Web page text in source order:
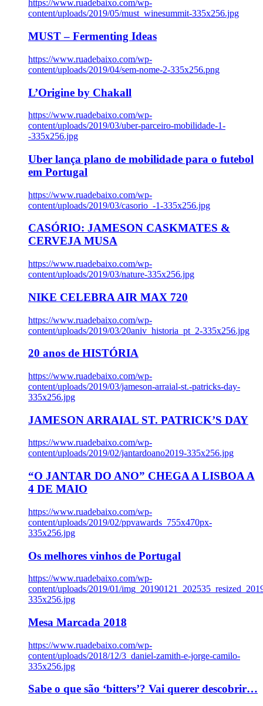
https://www.ruadebaixo.com/wp-
content/uploads/2019/05/must_winesummit-335x256.jpg
MUST – Fermenting Ideas
https://www.ruadebaixo.com/wp-
content/uploads/2019/04/sem-nome-2-335x256.png
L’Origine by Chakall
https://www.ruadebaixo.com/wp-
content/uploads/2019/03/uber-parceiro-mobilidade-1-
-335x256.jpg
Uber lança plano de mobilidade para o futebol
em Portugal
https://www.ruadebaixo.com/wp-
content/uploads/2019/03/casorio_-1-335x256.jpg
CASÓRIO: JAMESON CASKMATES &
CERVEJA MUSA
https://www.ruadebaixo.com/wp-
content/uploads/2019/03/nature-335x256.jpg
NIKE CELEBRA AIR MAX 720
https://www.ruadebaixo.com/wp-
content/uploads/2019/03/20aniv_historia_pt_2-335x256.jpg
20 anos de HISTÓRIA
https://www.ruadebaixo.com/wp-
content/uploads/2019/03/jameson-arraial-st.-patricks-day-
335x256.jpg
JAMESON ARRAIAL ST. PATRICK’S DAY
https://www.ruadebaixo.com/wp-
content/uploads/2019/02/jantardoano2019-335x256.jpg
“O JANTAR DO ANO” CHEGA A LISBOA A
4 DE MAIO
https://www.ruadebaixo.com/wp-
content/uploads/2019/02/ppvawards_755x470px-
335x256.jpg
Os melhores vinhos de Portugal
https://www.ruadebaixo.com/wp-
content/uploads/2019/01/
335x256.jpg
Mesa Marcada 2018
https://www.ruadebaixo.com/wp-
content/uploads/2018/12/3_daniel-zamith-e-jorge-camilo-
335x256.jpg
Sabe o que são ‘bitters’? Vai querer descobrir…